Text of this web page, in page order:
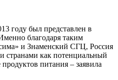
году был представлен в
благодаря таким
и Знаменский СГЦ, Россия
странами как потенциальный
питания – заявила